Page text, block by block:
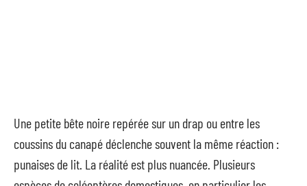
Une petite bête noire repérée sur un drap ou entre les
coussins du canapé déclenche souvent la même réaction :
punaises de lit. La réalité est plus nuancée. Plusieurs